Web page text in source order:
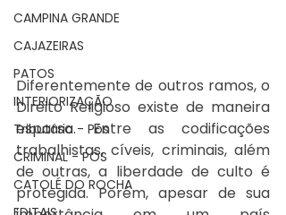
CAMPINA GRANDE
CAJAZEIRAS
PATOS
INTERIORIZAÇÃO
Tributário - Pós
CRIMINAL - PÓS
CATOLÉ DO ROCHA
Diferentemente de outros ramos, o
Direito Religioso existe de maneira
esparsa. Entre as codificações
trabalhistas, cíveis, criminais, além
de outras, a liberdade de culto é
protegida. Porém, apesar de sua